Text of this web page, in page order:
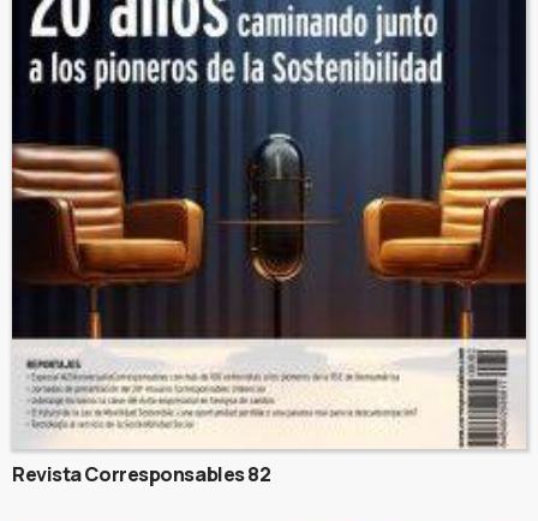
Revista Corresponsables 82